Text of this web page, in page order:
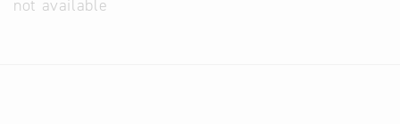
not available